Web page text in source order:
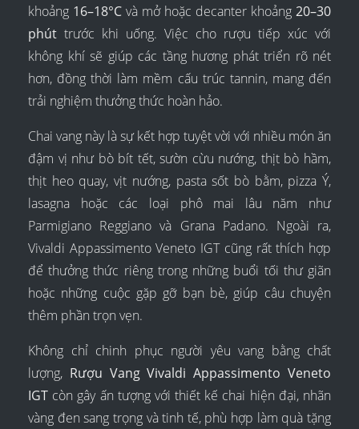
khoảng 16–18°C và mở hoặc decanter khoảng 20–30
phút trước khi uống. Việc cho rượu tiếp xúc với
không khí sẽ giúp các tầng hương phát triển rõ nét
hơn, đồng thời làm mềm cấu trúc tannin, mang đến
trải nghiệm thưởng thức hoàn hảo.
Chai vang này là sự kết hợp tuyệt vời với nhiều món ăn
đậm vị như bò bít tết, sườn cừu nướng, thịt bò hầm,
thịt heo quay, vịt nướng, pasta sốt bò bằm, pizza Ý,
lasagna hoặc các loại phô mai lâu năm như
Parmigiano Reggiano và Grana Padano. Ngoài ra,
Vivaldi Appassimento Veneto IGT cũng rất thích hợp
để thưởng thức riêng trong những buổi tối thư giãn
hoặc những cuộc gặp gỡ bạn bè, giúp câu chuyện
thêm phần trọn vẹn.
Không chỉ chinh phục người yêu vang bằng chất
lượng, Rượu Vang Vivaldi Appassimento Veneto
IGT còn gây ấn tượng với thiết kế chai hiện đại, nhãn
vàng đen sang trọng và tinh tế, phù hợp làm quà tặng